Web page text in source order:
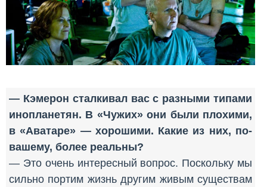
— Кэмерон сталкивал вас с разными типами
инопланетян. В «Чужих» они были плохими,
в «Аватаре» — хорошими. Какие из них, по-
вашему, более реальны?
— Это очень интересный вопрос. Поскольку мы
сильно портим жизнь другим живым существам